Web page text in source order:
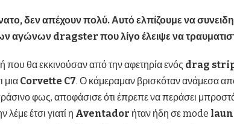
δεν απέχουν πολύ. Αυτό ελπίζουμε να
αγώνων dragster που λίγο έλειψε να
που θα εκκινούσαν από την αφετηρία ενός drag
μια Corvette C7. Ο κάμεραμαν βρισκόταν ανάμεσα
φως, αποφάσισε ότι έπρεπε να περάσει
λέμε έτσι γιατί η Aventador ήταν ήδη σε mode